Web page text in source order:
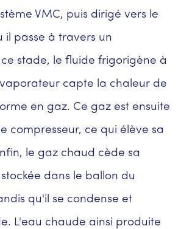
VMC, puis dirigé vers le
passe à travers un
stade, le fluide frigorigène à
capte la chaleur de
en gaz. Ce gaz est ensuite
compresseur, ce qui élève sa
le gaz chaud cède sa
dans le ballon du
qu'il se condense et
L'eau chaude ainsi produite